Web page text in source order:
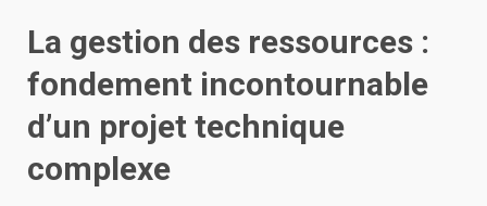
La gestion des ressources :
fondement incontournable
d’un projet technique
complexe